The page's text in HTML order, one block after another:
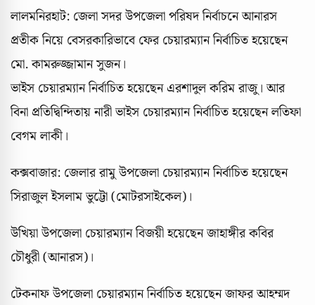
লালমনিরহাট: জেলা সদর উপজেলা পরিষদ নির্বাচনে আনারস
প্রতীক নিয়ে বেসরকারিভাবে ফের চেয়ারম্যান নির্বাচিত হয়েছেন
মো. কামরুজ্জামান সুজন।
ভাইস চেয়ারম্যান নির্বাচিত হয়েছেন এরশাদুল করিম রাজু। আর
বিনা প্রতিদ্বিন্দিতায় নারী ভাইস চেয়ারম্যান নির্বাচিত হয়েছেন লতিফা
বেগম লাকী।
কক্সবাজার: জেলার রামু উপজেলা চেয়ারম্যান নির্বাচিত হয়েছেন
সিরাজুল ইসলাম ভুট্টো (মোটরসাইকেল)।
উখিয়া উপজেলা চেয়ারম্যান বিজয়ী হয়েছেন জাহাঙ্গীর কবির
চৌধুরী (আনারস)।
টেকনাফ উপজেলা চেয়ারম্যান নির্বাচিত হয়েছেন জাফর আহম্মদ